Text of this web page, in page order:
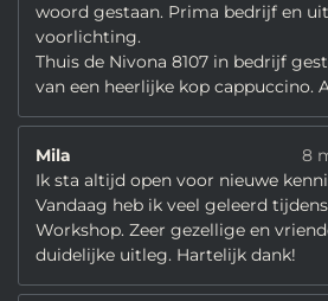
woord gestaan. Prima bedrijf en
voorlichting.
Thuis de Nivona 8107 in bedrijf
van een heerlijke kop cappuccino.
Mila
8
Ik sta altijd open voor nieuwe
Vandaag heb ik veel geleerd
Workshop. Zeer gezellige en
duidelijke uitleg. Hartelijk dank!